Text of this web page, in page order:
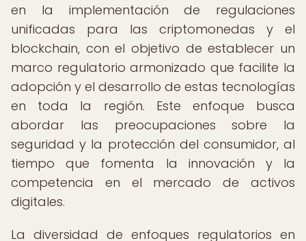
en la implementación de regulaciones
unificadas para las criptomonedas y el
blockchain, con el objetivo de establecer un
marco regulatorio armonizado que facilite la
adopción y el desarrollo de estas tecnologías
en toda la región. Este enfoque busca
abordar las preocupaciones sobre la
seguridad y la protección del consumidor, al
tiempo que fomenta la innovación y la
competencia en el mercado de activos
digitales.
La diversidad de enfoques regulatorios en